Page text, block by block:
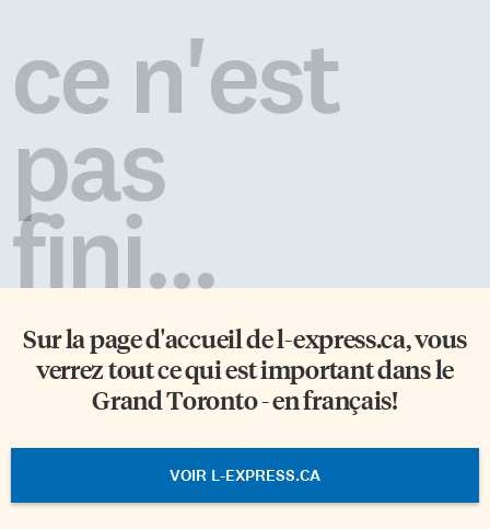
ce n'est
pas
fini...
Sur la page d'accueil del-express.ca, vous
verrez tout ce qui est important dans le
Grand Toronto - en français!
VOIR L-EXPRESS.CA